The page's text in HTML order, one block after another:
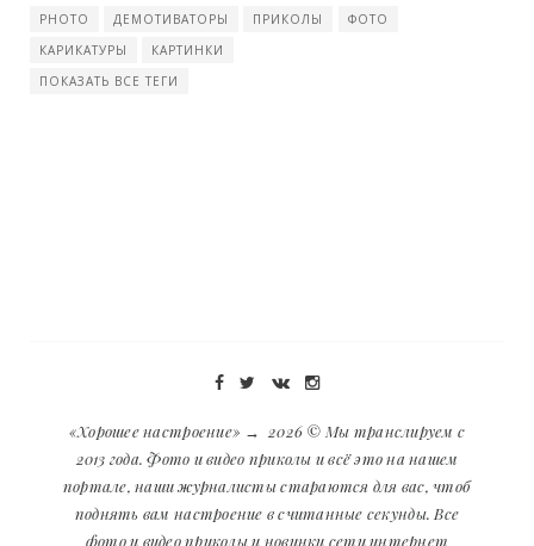
PHOTO ДЕМОТИВАТОРЫ ПРИКОЛЫ
ФОТО
КАРИКАТУРЫ
КАРТИНКИ
ПОКАЗАТЬ ВСЕ ТЕГИ
«Хорошее настроение» → 2026 © Мы транслируем с
2013 года. Фото и видео приколы и всё это на нашем
портале, наши журналисты стараются для вас, чтоб
поднять вам настроение в считанные секунды. Все
фото и видео приколы и новинки сети интернет